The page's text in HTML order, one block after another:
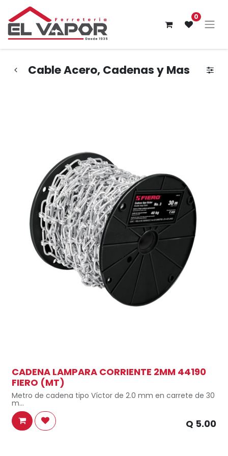
0
Cable Acero, Cadenas y Mas
CADENA LAMPARA CORRIENTE 2MM 44190
FIERO (MT)
Metro de cadena tipo Víctor de 2.0 mm en carrete de 30
m
Ir a página del catálogo
Fabricada en acero con acabado electrogalvanizado
que da mayor resistencia a la corrosión
Q 5.00